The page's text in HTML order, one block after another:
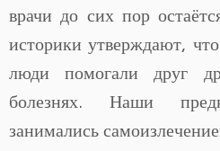
врачи до сих пор
историки утверждают,
люди помогали друг
болезнях. Наши
занимались